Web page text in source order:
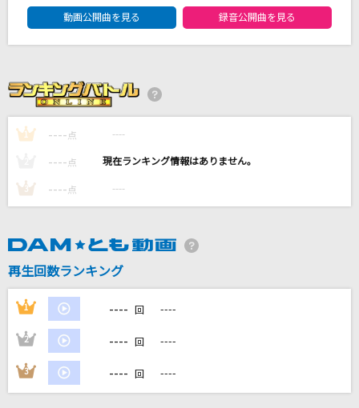
Tear Train
HIIH
あなただけ見つめてる
[生音]海色
優里
カラオケ最新情報をチェック！
DAM★ともボーカルエントリーランキング
動画公開曲を見る
録音公開曲を見る
1 ---- 点 ----
---- 点 ----
3 ---- 点 ----
再生回数ランキング
1 ---- 回 ----
2 ---- 回 ----
3 ---- 回 ----